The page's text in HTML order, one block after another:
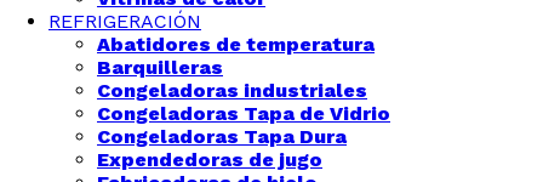
REFRIGERACIÓN
Abatidores de temperatura
Barquilleras
Congeladoras industriales
Congeladoras Tapa de Vidrio
Congeladoras Tapa Dura
Expendedoras de jugo